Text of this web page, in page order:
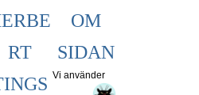
RT
OM
SIDAN
Vi använder